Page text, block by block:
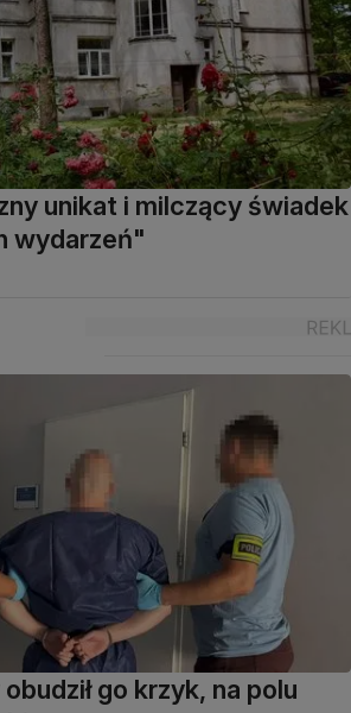
unikat i milczący świadek
wydarzeń"
go krzyk, na polu